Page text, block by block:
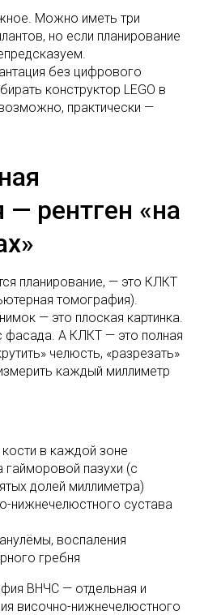
Можно иметь три
но если планирование
без цифрового
конструктор LEGO в
практически —
рентген «на
планирование, — это КЛКТ
томография).
— это плоская картинка.
А КЛКТ — это полная
челюсть, «разрезать»
каждый миллиметр
в каждой зоне
гайморовой пазухи (с
долей миллиметра)
нижнечелюстного сустава
воспаления
гребня
ВНЧС — отдельная и
височно-нижнечелюстного